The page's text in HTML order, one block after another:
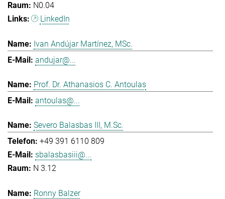
N0.04
LinkedIn
Ivan Andújar Martínez, MSc.
andujar@...
Prof. Dr. Athanasios C. Antoulas
antoulas@...
Severo Balasbas III, M.Sc.
+49 391 6110 809
sbalasbasiii@...
N 3.12
Ronny Balzer